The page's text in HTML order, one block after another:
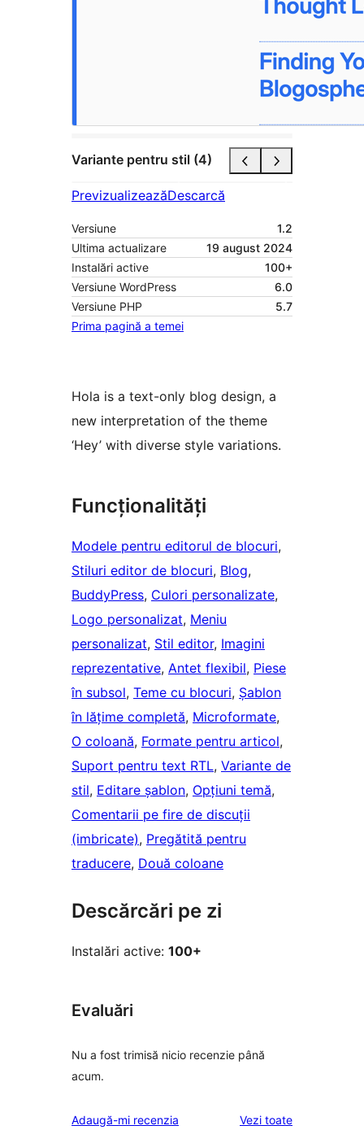
Variante pentru stil (4)
PrevizualizeazăDescarcă
Versiune
1.2
Ultima actualizare
19 august 2024
Instalări active
100+
Versiune WordPress
6.0
Versiune PHP
5.7
Prima pagină a temei
Hola is a text-only blog design, a
new interpretation of the theme
‘Hey’ with diverse style variations.
Funcționalități
Modele pentru editorul de blocuri
Stiluri editor de blocuri, Blog
BuddyPress, Culori personalizate
Logo personalizat, Meniu
personalizat, Stil editor, Imagini
reprezentative, Antet flexibil, Piese
în subsol, Teme cu blocuri, Șablon
în lățime completă, Microformate
O coloană, Formate pentru articol
Suport pentru text RTL, Variante de
stil, Editare șablon, Opțiuni temă
Comentarii pe fire de discuții
(imbricate), Pregătită pentru
traducere, Două coloane
Descărcări pe zi
Instalări active: 100+
Evaluări
Nu a fost trimisă nicio recenzie până
acum.
Adaugă-mi recenzia Vezi toaterecenziile